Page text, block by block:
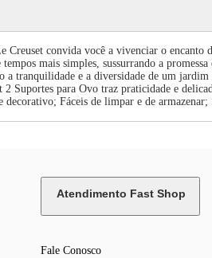
convida você a vivenciar o
mais simples, sussurrando a
tranquilidade e a diversidade de um
Suportes para Ovo traz praticidade e
Fáceis de limpar e de
Atendimento Fast Shop
Fale Conosco